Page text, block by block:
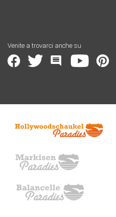
Venite a trovarci anche su